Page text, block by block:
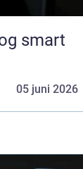
smart
05 juni 2026